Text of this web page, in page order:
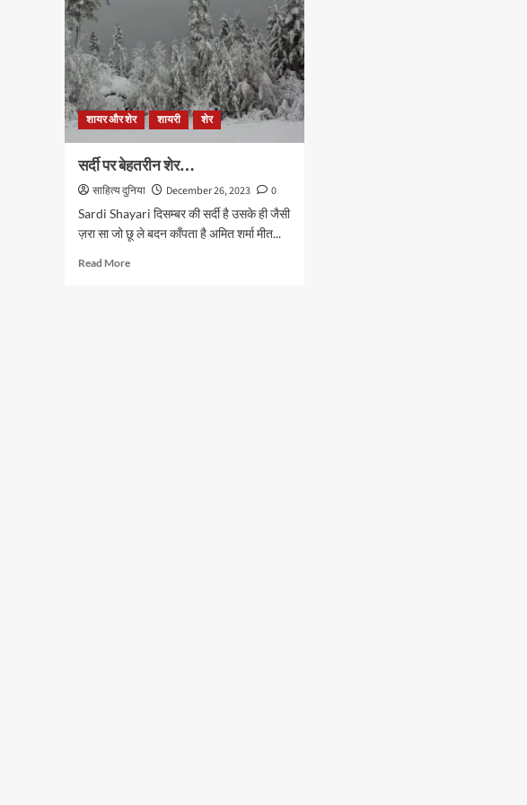
शायर और शेर शायरी शेर
सर्दी पर बेहतरीन शेर…
साहित्य दुनिया December 26, 2023
0
Sardi Shayari दिसम्बर की सर्दी है उसके ही जैसी
ज़रा सा जो छू ले बदन काँपता है अमित शर्मा मीत...
Read MoreRead